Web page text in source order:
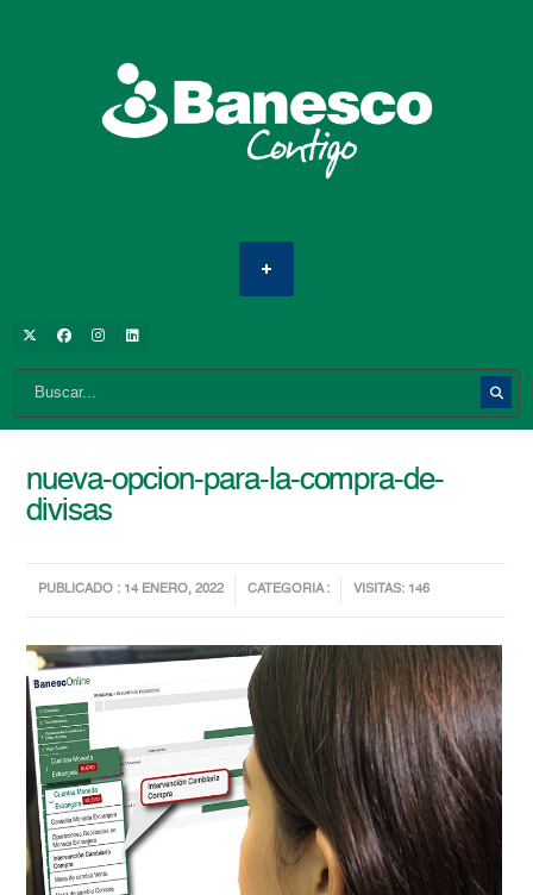
nueva-opcion-para-la-compra-de-
divisas
PUBLICADO : 14 ENERO, 2022 CATEGORIA : VISITAS: 146